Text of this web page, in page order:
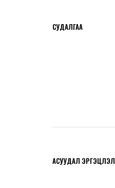
СУДАЛГАА
АСУУДАЛ ЭРГЭЦҮҮЛЭЛ